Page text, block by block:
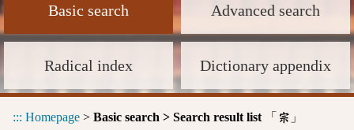
Basic search Advanced search
Radical index Dictionary appendix
::: Homepage > Basic search > Search result list 「 宗 」